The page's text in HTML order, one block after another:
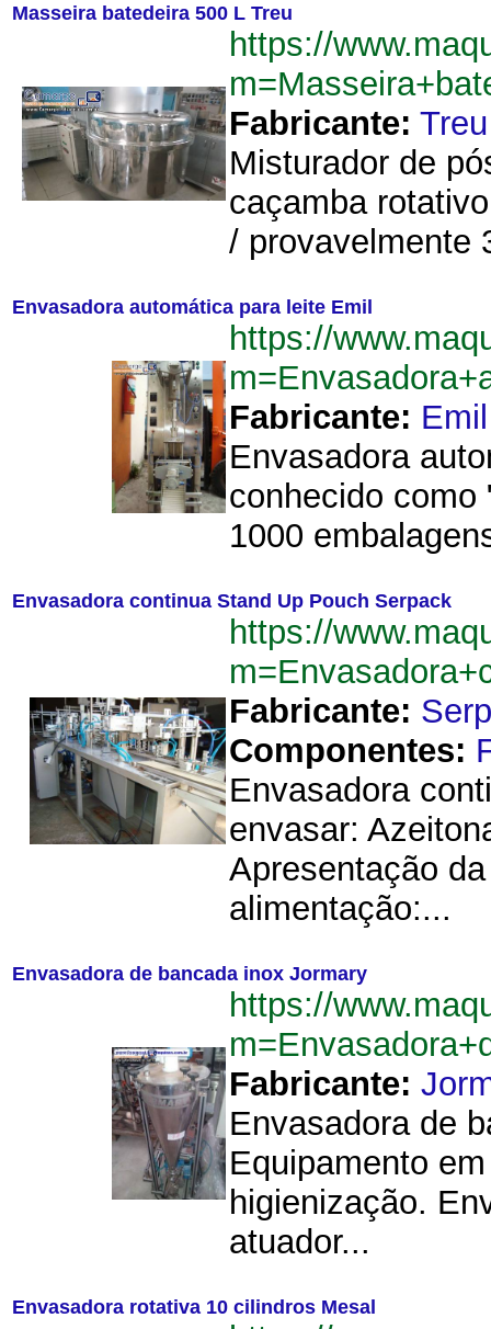
Masseira batedeira 500 L Treu
https://
Fabricante: Treu
Misturador de
caçamba
/ provavelmente
Envasadora automática para leite Emil
https://
Fabricante: Emil
Envasadora
conhecido
1000
Envasadora continua Stand Up Pouch Serpack
https://
Fabricante:
Componentes:
Envasadora
envasar:
Apresentação
alimentação:...
Envasadora de bancada inox Jormary
https://
Fabricante:
Envasadora de
Equipamento
higienização.
atuador...
Envasadora rotativa 10 cilindros Mesal